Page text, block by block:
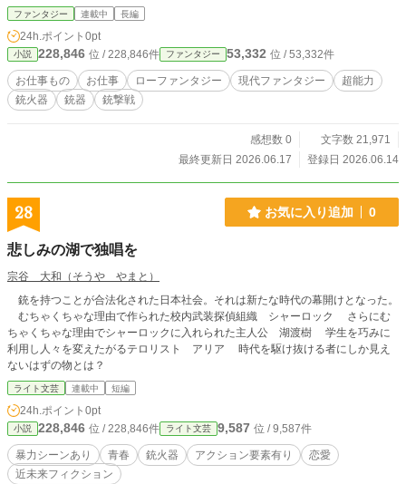
のか？ それは「神」のみぞ知るのか？
ファンタジー 連載中 長編
24h.ポイント 0pt
小説 228,846 位 / 228,846件 ファンタジー 53,332 位 / 53,332件
お仕事もの お仕事 ローファンタジー 現代ファンタジー
超能力
銃火器
銃器 銃撃戦
感想数 0
文字数 21,971
最終更新日 2026.06.17
登録日 2026.06.14
28 お気に入り追加 0
悲しみの湖で独唱を
宗谷 大和（そうや やまと）
銃を持つことが合法化された日本社会。それは新たな時代の幕開けとなった。
むちゃくちゃな理由で作られた校内武装探偵組織 シャーロック さらにむ
ちゃくちゃな理由でシャーロックに入れられた主人公 湖渡樹 学生を巧みに
利用し人々を変えたがるテロリスト アリア 時代を駆け抜ける者にしか見え
ないはずの物とは？
ライト文芸 連載中 短編
24h.ポイント 0pt
小説 228,846 位 / 228,846件 ライト文芸 9,587 位 / 9,587件
暴力シーンあり 青春 銃火器 アクション要素有り
恋愛
近未来フィクション